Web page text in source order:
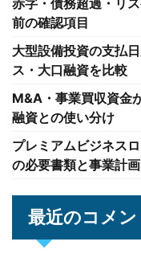
赤字・債務超過・リ
前の確認項目
大型設備投資の支払
ス・大口融資を比較
M&A・事業買収資金
融資との使い分け
プレミアムビジネス
の必要書類と事業計画
最近のコメン